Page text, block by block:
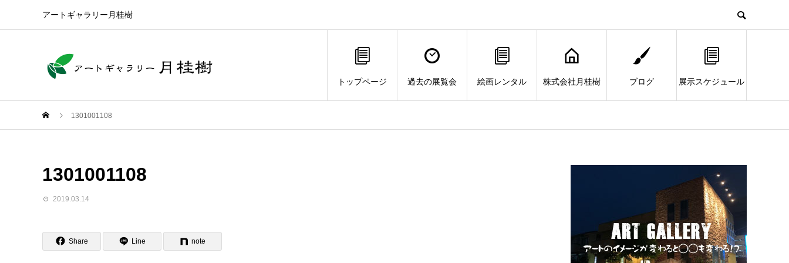
アートギャラリー月桂樹
トップページ 過去の展覧会 絵画レンタル 株式会社月桂樹 ブログ 展示スケジュール
1301001108
1301001108
2019.03.14
Share Line note